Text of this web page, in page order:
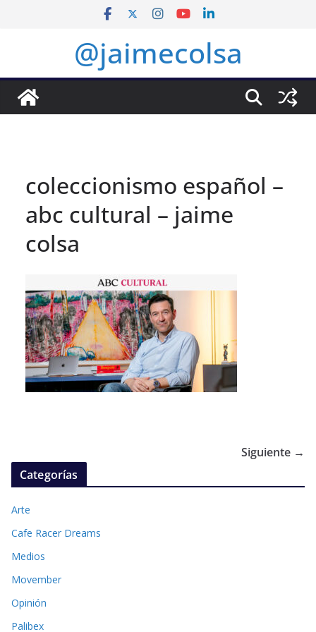
@jaimecolsa
coleccionismo español –
abc cultural – jaime
colsa
Siguiente →
Categorías
Arte
Cafe Racer Dreams
Medios
Movember
Opinión
Palibex